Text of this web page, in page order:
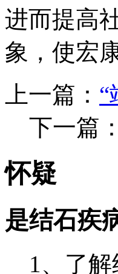
进而提高
象，使宏
上一篇： “
下一篇：
怀疑
是结石疾
1、了